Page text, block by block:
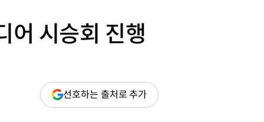
어 시승회 진행
선호하는 출처로 추가(새
창